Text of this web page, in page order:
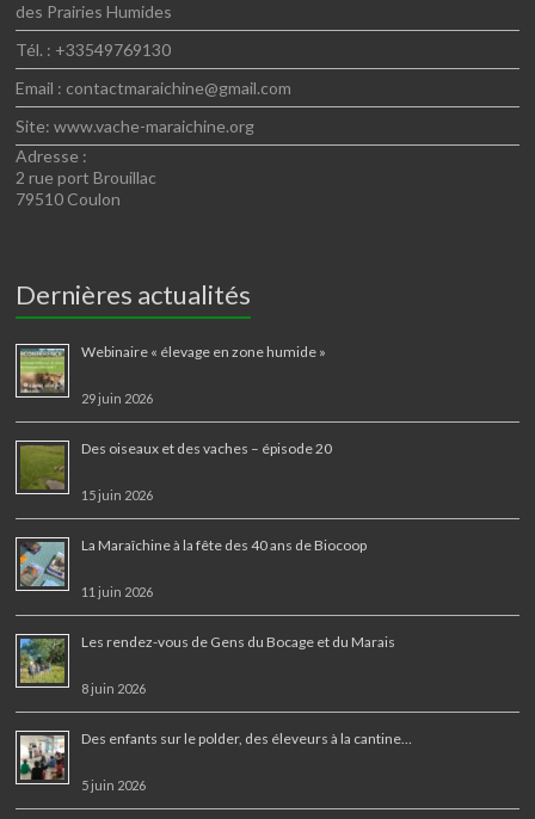
des Prairies Humides
Tél. : +33549769130
Email : contactmaraichine@gmail.com
Site: www.vache-maraichine.org
Adresse :
2 rue port Brouillac
79510 Coulon
Dernières actualités
Webinaire « élevage en zone humide »
29 juin 2026
Des oiseaux et des vaches – épisode 20
15 juin 2026
La Maraîchine à la fête des 40 ans de Biocoop
11 juin 2026
Les rendez-vous de Gens du Bocage et du Marais
8 juin 2026
Des enfants sur le polder, des éleveurs à la cantine…
5 juin 2026